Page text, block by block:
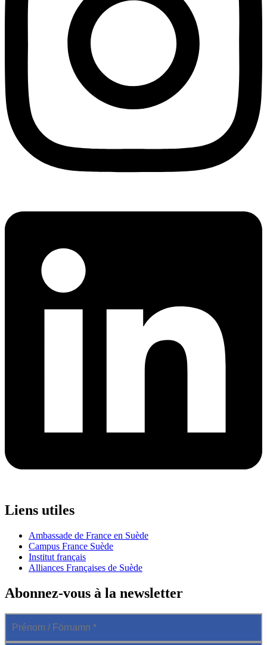
Liens utiles
Ambassade de France en Suède
Campus France Suède
Institut français
Alliances Françaises de Suède
Abonnez-vous à la newsletter